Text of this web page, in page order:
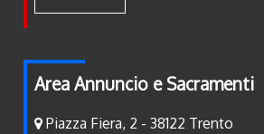
Area Annuncio e Sacramenti
Piazza Fiera, 2 - 38122 Trento